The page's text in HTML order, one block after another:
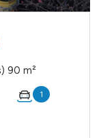
Maison 3 pièce(s) 2 chambre(s) 90 m²
1